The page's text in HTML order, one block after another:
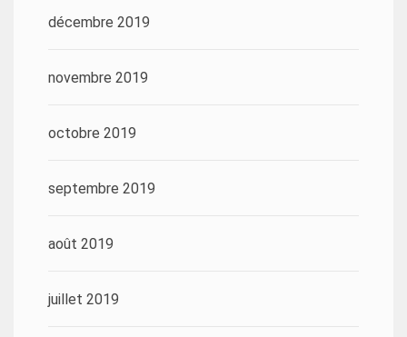
décembre 2019
novembre 2019
octobre 2019
septembre 2019
août 2019
juillet 2019